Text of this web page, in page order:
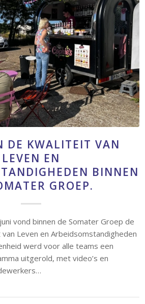
DE KWALITEIT VAN
LEVEN EN
BINNEN
GROEP.
vond binnen de Somater Groep de
Leven en Arbeidsomstandigheden
werd voor alle teams een
uitgerold, met video’s en